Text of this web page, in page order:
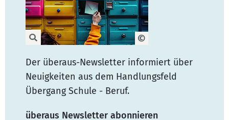
Der überaus-Newsletter informiert über
Neuigkeiten aus dem Handlungsfeld
Übergang Schule - Beruf.
überaus Newsletter abonnieren